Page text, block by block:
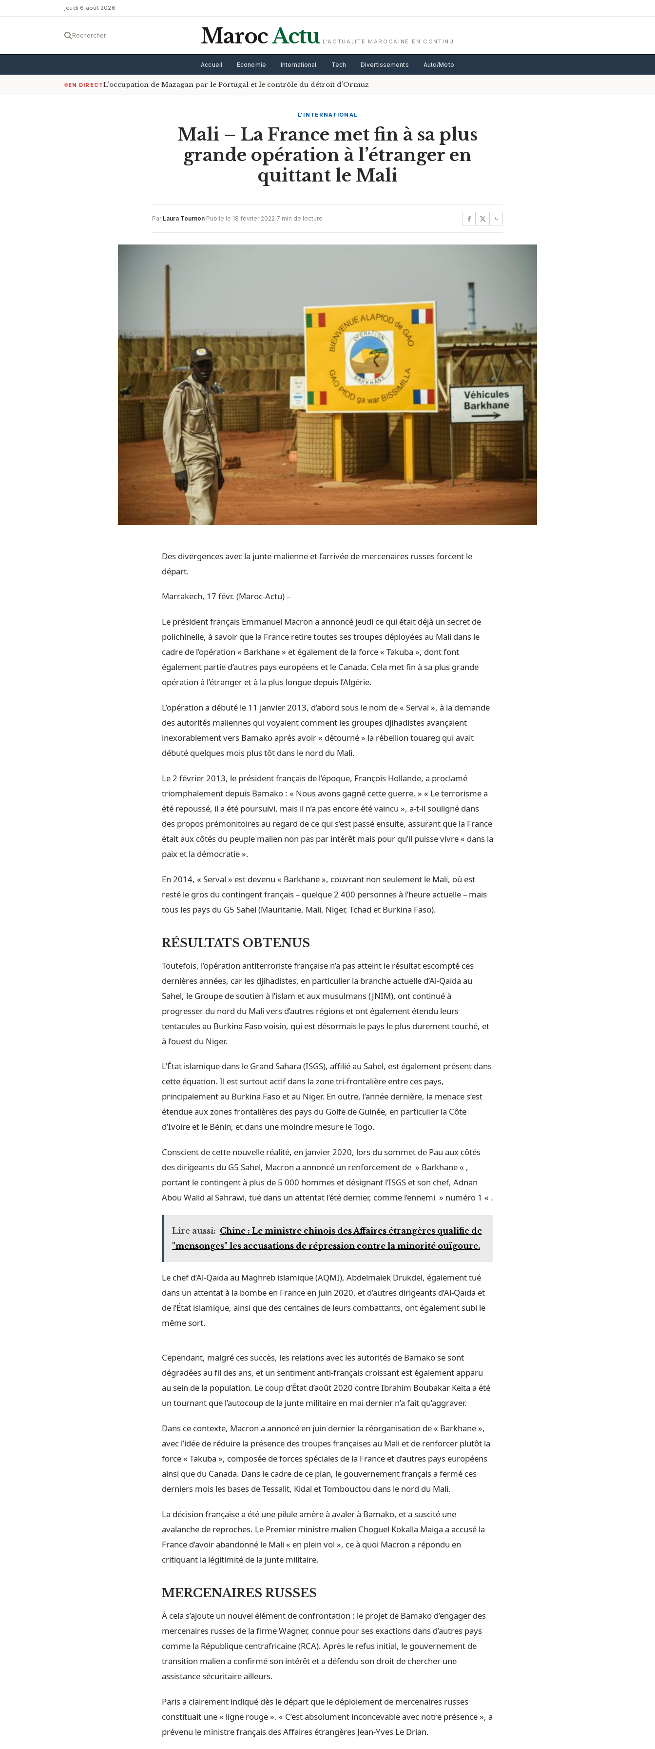
jeudi 6 août 2026
Rechercher MarocActu L'ACTUALITE MAROCAINE EN CONTINU
Accueil Economie International Tech Divertissements Auto/Moto
EN DIRECTL’occupation de Mazagan par le Portugal et le contrôle du détroit d’Ormuz
L'INTERNATIONAL
Mali – La France met fin à sa plus
grande opération à l’étranger en
quittant le Mali
Par Laura Tournon·Publie le 18 février 2022·7 min de lecture
Des divergences avec la junte malienne et l’arrivée de mercenaires russes forcent le
départ.
Marrakech, 17 févr. (Maroc-Actu) –
Le président français Emmanuel Macron a annoncé jeudi ce qui était déjà un secret de
polichinelle, à savoir que la France retire toutes ses troupes déployées au Mali dans le
cadre de l’opération « Barkhane » et également de la force « Takuba », dont font
également partie d’autres pays européens et le Canada. Cela met fin à sa plus grande
opération à l’étranger et à la plus longue depuis l’Algérie.
L’opération a débuté le 11 janvier 2013, d’abord sous le nom de « Serval », à la demande
des autorités maliennes qui voyaient comment les groupes djihadistes avançaient
inexorablement vers Bamako après avoir « détourné » la rébellion touareg qui avait
débuté quelques mois plus tôt dans le nord du Mali.
Le 2 février 2013, le président français de l’époque, François Hollande, a proclamé
triomphalement depuis Bamako : « Nous avons gagné cette guerre. » « Le terrorisme a
été repoussé, il a été poursuivi, mais il n’a pas encore été vaincu », a-t-il souligné dans
des propos prémonitoires au regard de ce qui s’est passé ensuite, assurant que la France
était aux côtés du peuple malien non pas par intérêt mais pour qu’il puisse vivre « dans la
paix et la démocratie ».
En 2014, « Serval » est devenu « Barkhane », couvrant non seulement le Mali, où est
resté le gros du contingent français – quelque 2 400 personnes à l’heure actuelle – mais
tous les pays du G5 Sahel (Mauritanie, Mali, Niger, Tchad et Burkina Faso).
RÉSULTATS OBTENUS
Toutefois, l’opération antiterroriste française n’a pas atteint le résultat escompté ces
dernières années, car les djihadistes, en particulier la branche actuelle d’Al-Qaïda au
Sahel, le Groupe de soutien à l’islam et aux musulmans (JNIM), ont continué à
progresser du nord du Mali vers d’autres régions et ont également étendu leurs
tentacules au Burkina Faso voisin, qui est désormais le pays le plus durement touché, et
à l’ouest du Niger.
L’État islamique dans le Grand Sahara (ISGS), affilié au Sahel, est également présent dans
cette équation. Il est surtout actif dans la zone tri-frontalière entre ces pays,
principalement au Burkina Faso et au Niger. En outre, l’année dernière, la menace s’est
étendue aux zones frontalières des pays du Golfe de Guinée, en particulier la Côte
d’Ivoire et le Bénin, et dans une moindre mesure le Togo.
Conscient de cette nouvelle réalité, en janvier 2020, lors du sommet de Pau aux côtés
des dirigeants du G5 Sahel, Macron a annoncé un renforcement de » Barkhane « ,
portant le contingent à plus de 5 000 hommes et désignant l’ISGS et son chef, Adnan
Abou Walid al Sahrawi, tué dans un attentat l’été dernier, comme l’ennemi » numéro 1 « .
Lire aussi: Chine : Le ministre chinois des Affaires étrangères qualifie de
"mensonges" les accusations de répression contre la minorité ouïgoure.
Le chef d’Al-Qaïda au Maghreb islamique (AQMI), Abdelmalek Drukdel, également tué
dans un attentat à la bombe en France en juin 2020, et d’autres dirigeants d’Al-Qaïda et
de l’État islamique, ainsi que des centaines de leurs combattants, ont également subi le
même sort.
Cependant, malgré ces succès, les relations avec les autorités de Bamako se sont
dégradées au fil des ans, et un sentiment anti-français croissant est également apparu
au sein de la population. Le coup d’État d’août 2020 contre Ibrahim Boubakar Keita a été
un tournant que l’autocoup de la junte militaire en mai dernier n’a fait qu’aggraver.
Dans ce contexte, Macron a annoncé en juin dernier la réorganisation de « Barkhane »,
avec l’idée de réduire la présence des troupes françaises au Mali et de renforcer plutôt la
force « Takuba », composée de forces spéciales de la France et d’autres pays européens
ainsi que du Canada. Dans le cadre de ce plan, le gouvernement français a fermé ces
derniers mois les bases de Tessalit, Kidal et Tombouctou dans le nord du Mali.
La décision française a été une pilule amère à avaler à Bamako, et a suscité une
avalanche de reproches. Le Premier ministre malien Choguel Kokalla Maiga a accusé la
France d’avoir abandonné le Mali « en plein vol », ce à quoi Macron a répondu en
critiquant la légitimité de la junte militaire.
MERCENAIRES RUSSES
À cela s’ajoute un nouvel élément de confrontation : le projet de Bamako d’engager des
mercenaires russes de la firme Wagner, connue pour ses exactions dans d’autres pays
comme la République centrafricaine (RCA). Après le refus initial, le gouvernement de
transition malien a confirmé son intérêt et a défendu son droit de chercher une
assistance sécuritaire ailleurs.
Paris a clairement indiqué dès le départ que le déploiement de mercenaires russes
constituait une « ligne rouge ». « C’est absolument inconcevable avec notre présence », a
prévenu le ministre français des Affaires étrangères Jean-Yves Le Drian.